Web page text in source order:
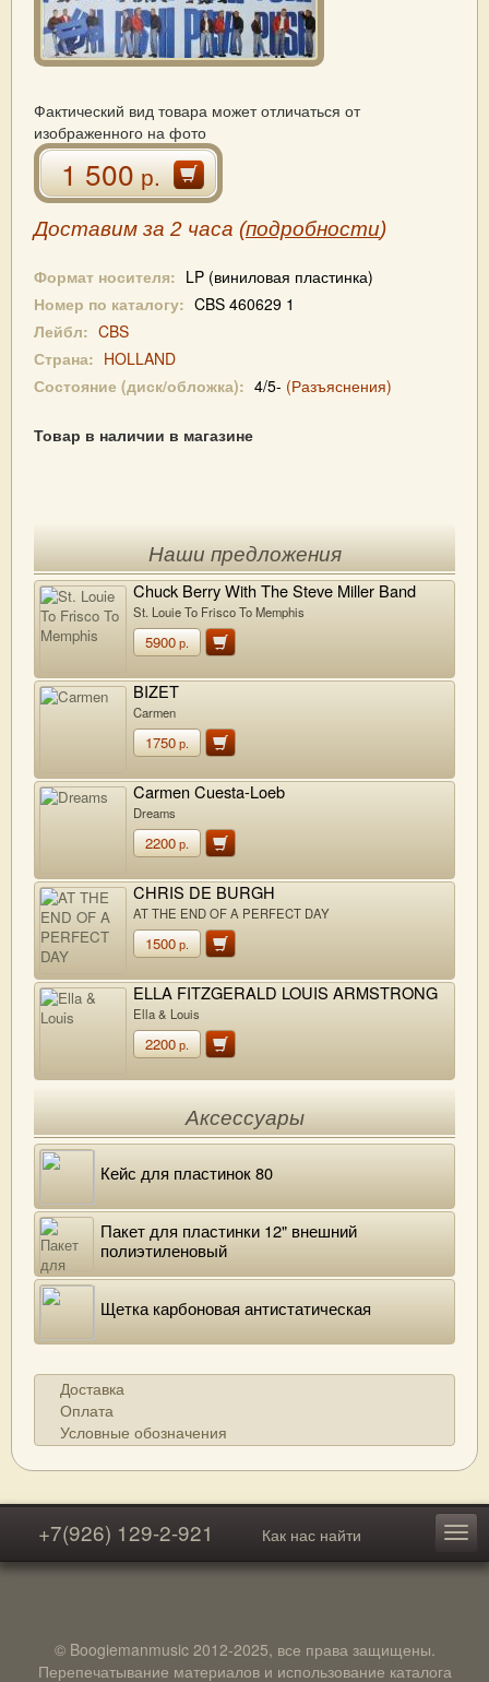
Фактический вид товара может отличаться от
изображенного на фото
1 500р.
Доставим за 2 часа (подробности)
Формат носителя: LP (виниловая пластинка)
Номер по каталогу: CBS 460629 1
Лейбл: CBS
Страна: HOLLAND
Состояние (диск/обложка): 4/5- (Разъяснения)
Товар в наличии в магазине
Наши предложения
Chuck Berry With The Steve Miller Band
St. Louie To Frisco To Memphis
5900р.
BIZET
Carmen
1750р.
Carmen Cuesta-Loeb
Dreams
2200р.
CHRIS DE BURGH
AT THE END OF A PERFECT DAY
1500р.
ELLA FITZGERALD LOUIS ARMSTRONG
Ella & Louis
2200р.
Аксессуары
Кейс для пластинок 80
Пакет для пластинки 12" внешний
полиэтиленовый
Щетка карбоновая антистатическая
Доставка
Оплата
Условные обозначения
+7(926) 129-2-921 Как нас найти
© Boogiemanmusic 2012-2025, все права защищены.
Перепечатывание материалов и использование каталога